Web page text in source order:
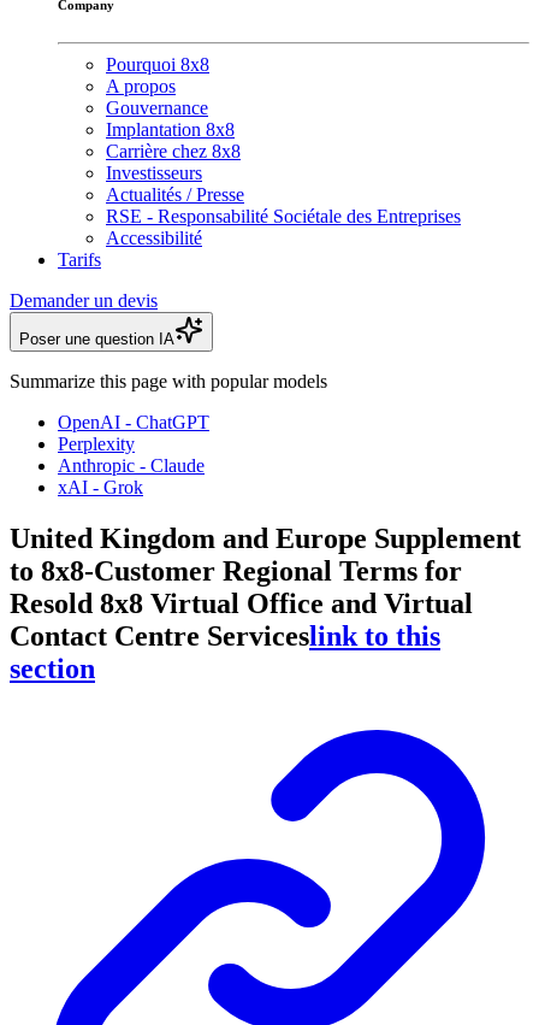
Company
Pourquoi 8x8
A propos
Gouvernance
Implantation 8x8
Carrière chez 8x8
Investisseurs
Actualités / Presse
RSE - Responsabilité Sociétale des Entreprises
Accessibilité
Tarifs
Demander un devis
Poser une question IA
Summarize this page with popular models
OpenAI - ChatGPT
Perplexity
Anthropic - Claude
xAI - Grok
United Kingdom and Europe Supplement
to 8x8-Customer Regional Terms for
Resold 8x8 Virtual Office and Virtual
Contact Centre Serviceslink to this
section